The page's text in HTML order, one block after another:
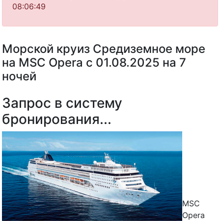
08:06:49
Морской круиз Средиземное море
на MSC Opera с 01.08.2025 на 7
ночей
MSC
Opera
Запрос в систему
бронирования...